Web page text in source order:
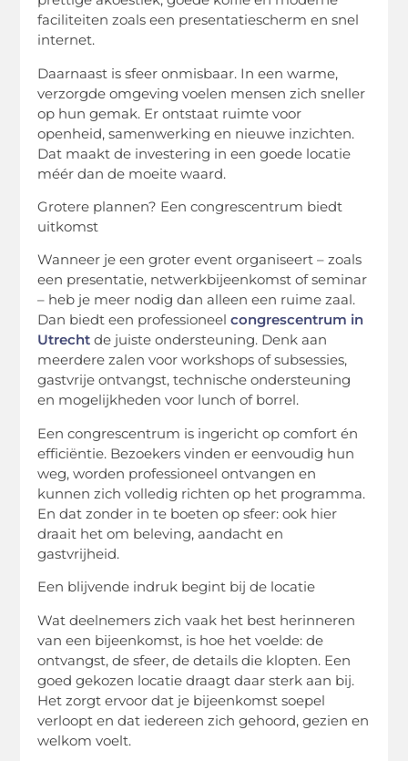
faciliteiten zoals een presentatiescherm en snel
internet.
Daarnaast is sfeer onmisbaar. In een warme,
verzorgde omgeving voelen mensen zich sneller
op hun gemak. Er ontstaat ruimte voor
openheid, samenwerking en nieuwe inzichten.
Dat maakt de investering in een goede locatie
méér dan de moeite waard.
Grotere plannen? Een congrescentrum biedt
uitkomst
Wanneer je een groter event organiseert – zoals
een presentatie, netwerkbijeenkomst of seminar
– heb je meer nodig dan alleen een ruime zaal.
Dan biedt een professioneelcongrescentrum in
Utrecht de juiste ondersteuning. Denk aan
meerdere zalen voor workshops ofsubsessies,
gastvrije ontvangst, technische ondersteuning
en mogelijkheden voor lunch of borrel.
Een congrescentrum is ingericht op comfort én
efficiëntie. Bezoekers vinden er eenvoudig hun
weg, worden professioneel ontvangen en
kunnen zich volledig richten op het programma.
En dat zonder in te boeten op sfeer: ook hier
draait het om beleving, aandacht en
gastvrijheid.
Een blijvende indruk begint bij de locatie
Wat deelnemers zich vaak het best herinneren
van een bijeenkomst, is hoe het voelde: de
ontvangst, de sfeer, de details die klopten. Een
goed gekozen locatie draagt daar sterk aan bij.
Het zorgt ervoor dat je bijeenkomst soepel
verloopt en dat iedereen zich gehoord, gezien en
welkom voelt.